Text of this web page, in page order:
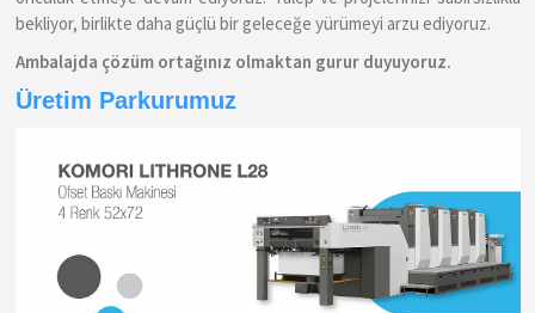
bekliyor, birlikte daha güçlü bir geleceğe yürümeyi arzu ediyoruz.
Ambalajda çözüm ortağınız olmaktan gurur duyuyoruz.
Üretim Parkurumuz